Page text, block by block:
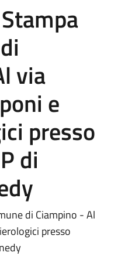
via
e
presso
di
di Ciampino - Al
presso